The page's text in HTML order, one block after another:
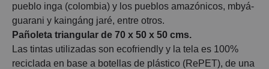
pueblo inga (colombia) y los pueblos amazónicos, mbyá-
guarani y kaingáng jaré, entre otros.
Pañoleta triangular de 70 x 50 x 50 cms.
Las tintas utilizadas son ecofriendly y la tela es 100%
reciclada en base a botellas de plástico (RePET), de una